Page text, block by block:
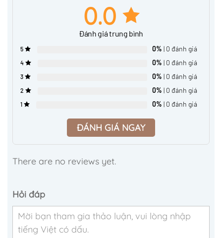
0.0
Đánh giá trung bình
5 0% | 0 đánh giá
4 0% | 0 đánh giá
3 0% | 0 đánh giá
2 0% | 0 đánh giá
1 0% | 0 đánh giá
ĐÁNH GIÁ NGAY
There are no reviews yet.
Hỏi đáp